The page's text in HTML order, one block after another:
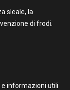
sleale, la
di frodi.
informazioni utili